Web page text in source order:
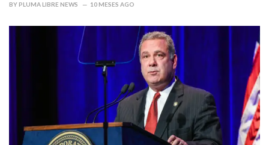
BY PLUMA LIBRE NEWS 10 MESES AGO